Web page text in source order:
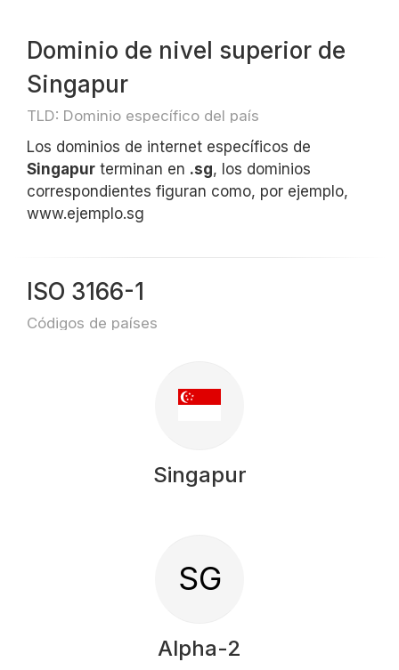
Dominio de nivel superior de
Singapur
TLD: Dominio específico del país
Los dominios de internet específicos de
Singapur terminan en .sg, los dominios
correspondientes figuran como, por ejemplo,
www.ejemplo.sg
ISO 3166-1
Códigos de países
Singapur
SG
Alpha-2